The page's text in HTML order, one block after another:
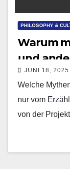
PHILOSOPHY &
Warum
und
JUNI 18, 2025
Welche
nur vom
von der